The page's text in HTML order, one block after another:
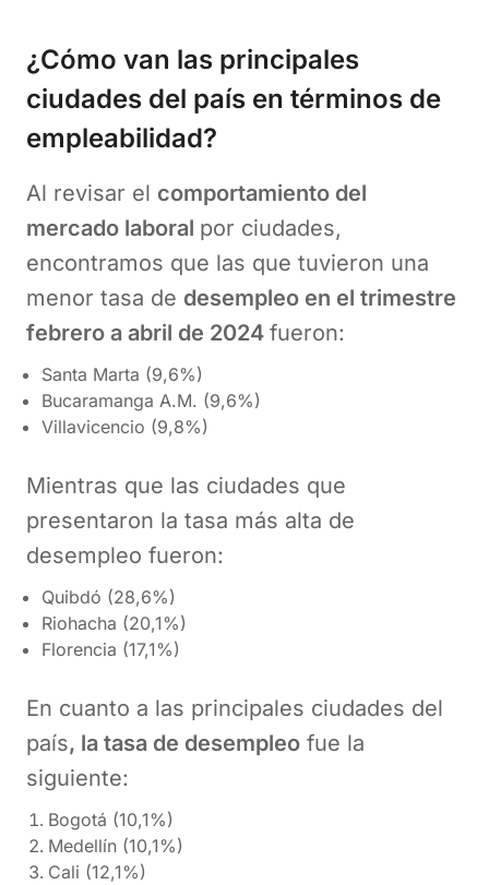
¿Cómo van las principales
ciudades del país en términos de
empleabilidad?
Al revisar el comportamiento del
mercado laboral por ciudades,
encontramos que las que tuvieron una
menor tasa de desempleo en el trimestre
febrero a abril de 2024 fueron:
Santa Marta (9,6%)
Bucaramanga A.M. (9,6%)
Villavicencio (9,8%)
Mientras que las ciudades que
presentaron la tasa más alta de
desempleo fueron:
Quibdó (28,6%)
Riohacha (20,1%)
Florencia (17,1%)
En cuanto a las principales ciudades del
país, la tasa de desempleo fue la
siguiente:
Bogotá (10,1%)
Medellín (10,1%)
Cali (12,1%)